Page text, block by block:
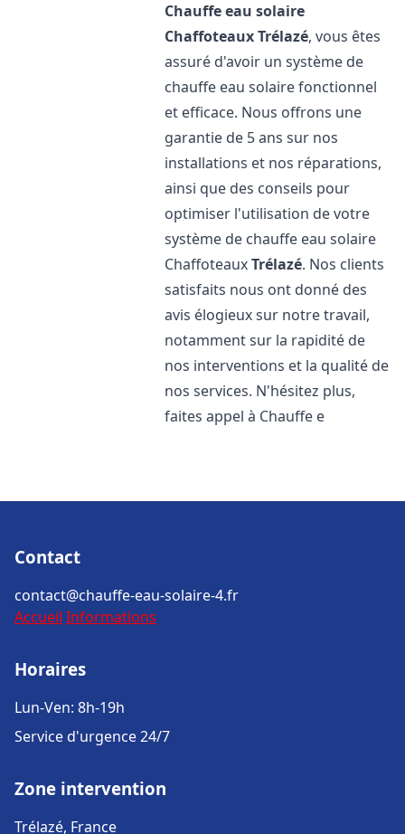
Chauffe eau solaire
ChaffoteauxTrélazé, vous êtes
assuré d'avoir un système de
chauffe eau solaire fonctionnel
et efficace. Nous offrons une
garantie de 5 ans sur nos
installations et nos réparations,
ainsi que des conseils pour
optimiser l'utilisation de votre
système de chauffe eau solaire
ChaffoteauxTrélazé. Nos clients
satisfaits nous ont donné des
avis élogieux sur notre travail,
notamment sur la rapidité de
nos interventions et la qualité de
nos services. N'hésitez plus,
faites appel à Chauffe e
Contact
contact@chauffe-eau-solaire-4.fr
Accueil Informations
Horaires
Lun-Ven: 8h-19h
Service d'urgence 24/7
Zone intervention
Trélazé, France